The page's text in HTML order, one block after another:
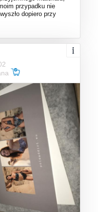
przypadku nie
dopiero przy